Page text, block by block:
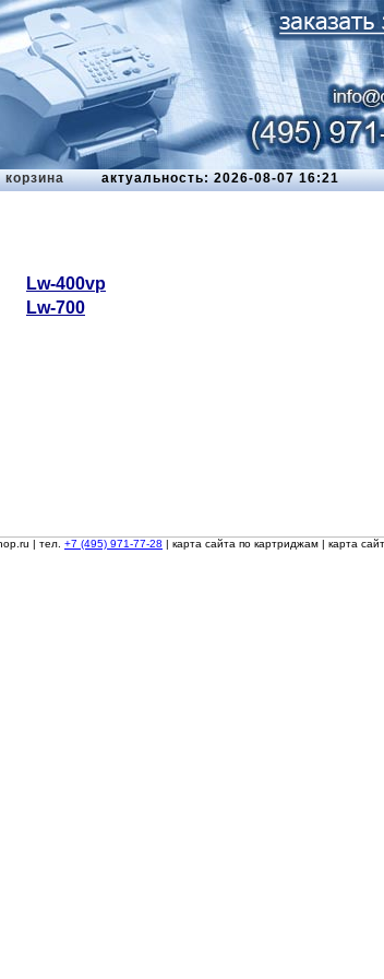
корзина актуальность: 2026-08-07 16:21
Lw-400vp
Lw-700
| тел. +7 (495) 971-77-28 | карта сайта по картриджам | карта